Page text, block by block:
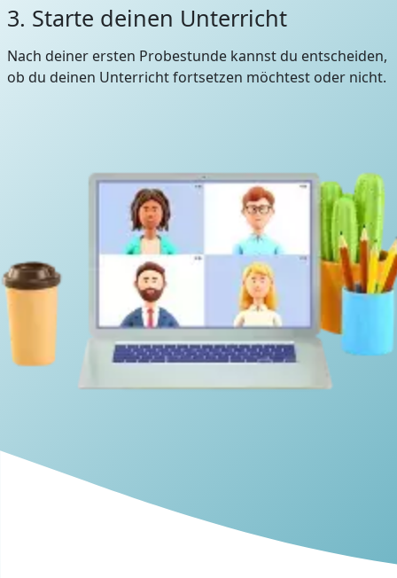
3. Starte deinen Unterricht
Nach deiner ersten Probestunde kannst du entscheiden,
ob du deinen Unterricht fortsetzen möchtest oder nicht.